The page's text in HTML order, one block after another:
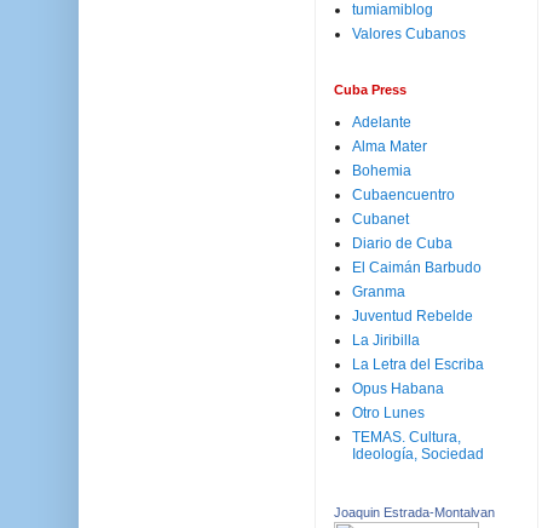
tumiamiblog
Valores Cubanos
Cuba Press
Adelante
Alma Mater
Bohemia
Cubaencuentro
Cubanet
Diario de Cuba
El Caimán Barbudo
Granma
Juventud Rebelde
La Jiribilla
La Letra del Escriba
Opus Habana
Otro Lunes
TEMAS. Cultura,
Ideología, Sociedad
Joaquin Estrada-Montalvan